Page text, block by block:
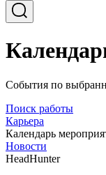
События по
Поиск работы
Карьера
Календарь
Новости
HeadHunter